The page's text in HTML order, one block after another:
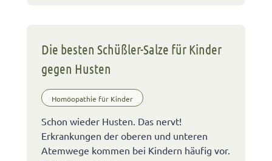
Die besten Schüßler-Salze für Kinder
gegen Husten
Homöopathie für Kinder
Schon wieder Husten. Das nervt!
Erkrankungen der oberen und unteren
Atemwege kommen bei Kindern häufig vor.